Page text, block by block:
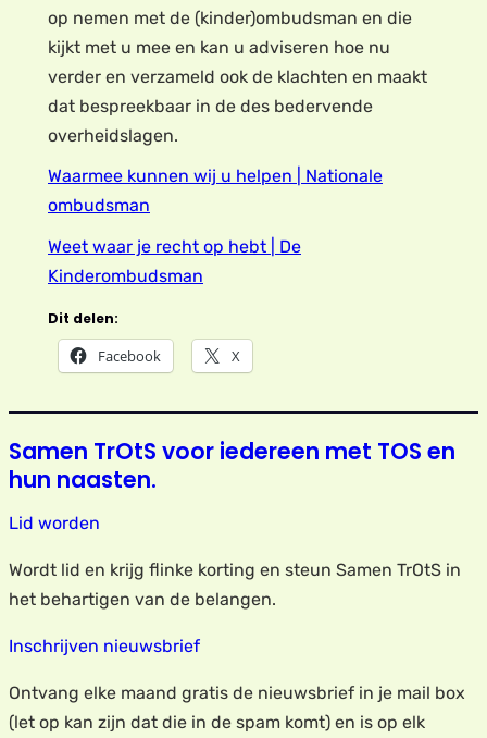
op nemen met de (kinder)ombudsman en die
kijkt met u mee en kan u adviseren hoe nu
verder en verzameld ook de klachten en maakt
dat bespreekbaar in de des bedervende
overheidslagen.
Waarmee kunnen wij u helpen | Nationale
ombudsman
Weet waar je recht op hebt | De
Kinderombudsman
Dit delen:
Facebook X
Samen TrOtS voor iedereen met TOS en
hun naasten.
Lid worden
Wordt lid en krijg flinke korting en steun Samen TrOtS in
het behartigen van de belangen.
Inschrijven nieuwsbrief
Ontvang elke maand gratis de nieuwsbrief in je mail box
(let op kan zijn dat die in de spam komt) en is op elk